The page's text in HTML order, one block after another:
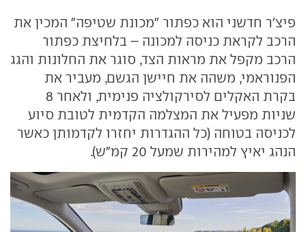
פיצ'ר חדשני הוא כפתור "מכונת שטיפה" המכין את
הרכב לקראת כניסה למכונה – בלחיצת כפתור
הרכב מקפל את מראות הצד, סוגר את החלונות והגג
הפנוראמי, משהה את חיישן הגשם, מעביר את
בקרת האקלים לסירקולציה פנימית, ולאחר 8
שניות מפעיל את המצלמה הקדמית לטובת סיוע
לכניסה בטוחה (כל ההגדרות יחזרו לקדמותן כאשר
הנהג יאיץ למהירות שמעל 20 קמ"ש).